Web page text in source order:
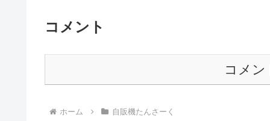
コメント
コメン
ホーム 自販機たんさーく